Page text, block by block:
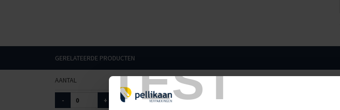
TEST
GERELATEERDE PRODUCTEN
AANTAL ART. NR. FORMAAT
- + 9010249 handschoen S